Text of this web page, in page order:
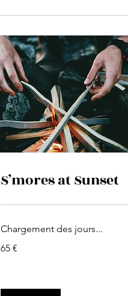
S’mores at Sunset
Chargement des jours...
euros
65 €